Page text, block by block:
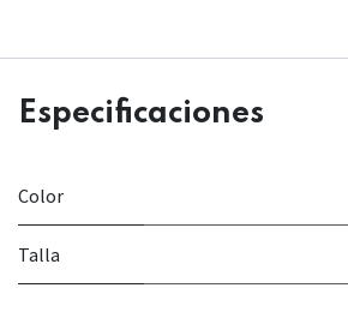
Especificaciones
Color
Talla